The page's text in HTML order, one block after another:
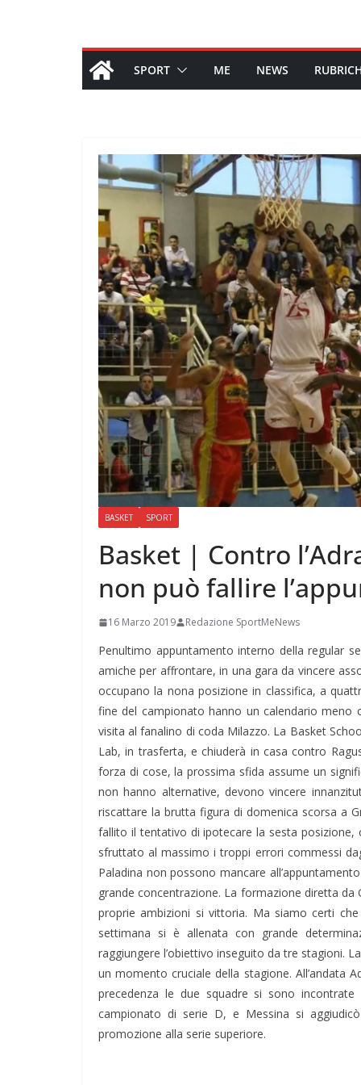
SPORT ME NEWS
BASKET SPORT
Basket | Contro
non può fallire
16 Marzo 2019 Redazione SportMeNews
Penultimo appuntamento interno della regular
amiche per affrontare, in una gara da vincere
occupano la nona posizione in classifica, a
fine del campionato hanno un calendario
visita al fanalino di coda Milazzo. La Basket
Lab, in trasferta, e chiuderà in casa contro
forza di cose, la prossima sfida assume un
non hanno alternative, devono vincere
riscattare la brutta figura di domenica scorsa a
fallito il tentativo di ipotecare la sesta
sfruttato al massimo i troppi errori commessi
Paladina non possono mancare
grande concentrazione. La formazione diretta
proprie ambizioni si vittoria. Ma siamo certi
settimana si è allenata con grande
raggiungere l’obiettivo inseguito da tre stagioni.
un momento cruciale della stagione. All’andata
precedenza le due squadre si sono
campionato di serie D, e Messina si
promozione alla serie superiore.